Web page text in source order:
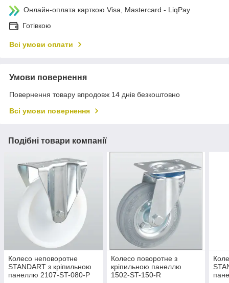
Онлайн-оплата карткою Visa, Mastercard - LiqPay
Готівкою
Всі умови оплати
Умови повернення
Повернення товару впродовж 14 днів безкоштовно
Всі умови повернення
Подібні товари компанії
Колесо неповоротне
STANDART з кріпильною
панеллю 2107-ST-080-P
Колесо поворотне з
кріпильною панеллю
1502-ST-150-R